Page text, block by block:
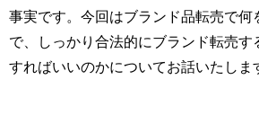
事実です。今回はブランド品転売で何
で、しっかり合法的にブランド転売す
すればいいのかについてお話いたしま